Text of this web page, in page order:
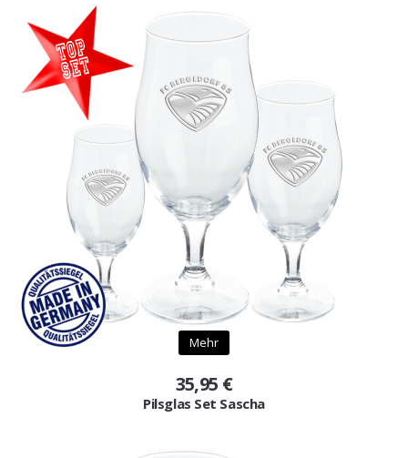
Mehr
35,95 €
Pilsglas Set Sascha